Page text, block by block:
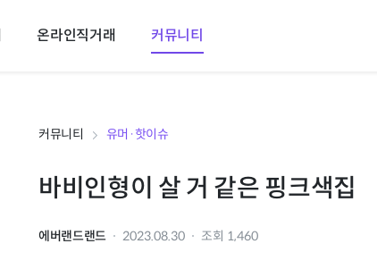
온라인직거래 커뮤니티
커뮤니티 유머·핫이슈
바비인형이 살 거 같은 핑크색집
에버랜드랜드 2023.08.30 조회 1,460